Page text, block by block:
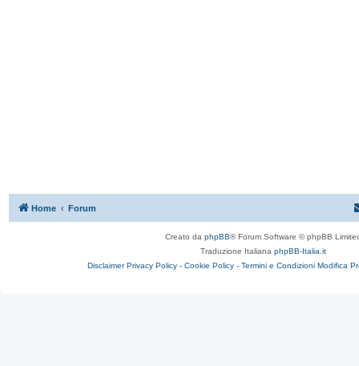
Home Forum
Creato da phpBB® Forum Software © phpBB
Traduzione Italiana phpBB-Italia.it
Disclaimer Privacy Policy - Cookie Policy - Termini e Condizioni Modifica